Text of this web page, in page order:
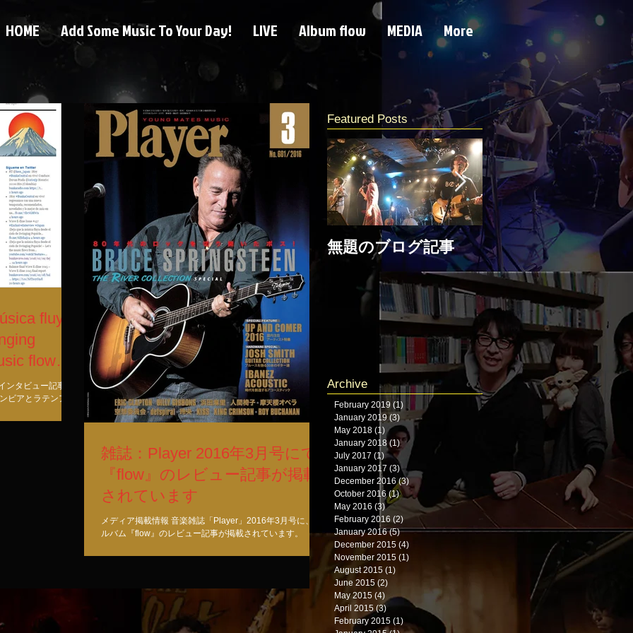
fluya
flow
タビュー記事が
ビアとラテンアメ
の記事がありま
雑誌：Player 2016年3月号にて
『flow』のレビュー記事が掲載
されています
メディア掲載情報 音楽雑誌「Player」2016年3月号に、ア
ルバム『flow』のレビュー記事が掲載されています。
http://www.player.jp/item_detail/itemId,217/
Featured Posts
無題のブログ記事 新年メッセージ
Archive
February 2019 (1)
January 2019 (3) 3 posts
May 2018 (1) 1 post
January 2018 (1)1 post
July 2017 (1) 1 post
January 2017 (3)3 posts
December 2016 (3) 3 posts
October 2016 (1)1 post
May 2016 (3)3 posts
February 2016 (2)2 posts
January 2016 (5)5 posts
December 2015 (4)
November 2015 (1)
August 2015 (1)
June 2015 (2)
May 2015 (4) 4 posts
April 2015 (3) 3 posts
February 2015 (1)
HOME Add Some Music To Your Day! LIVE Album flow MEDIA More